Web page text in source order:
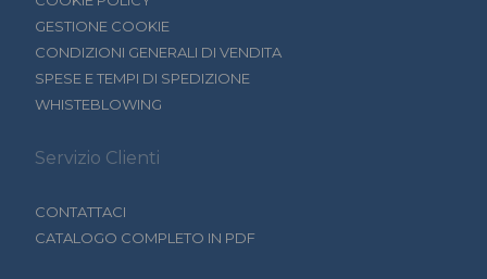
GESTIONE COOKIE
CONDIZIONI GENERALI DI VENDITA
SPESE E TEMPI DI SPEDIZIONE
WHISTEBLOWING
Servizio Clienti
CONTATTACI
CATALOGO COMPLETO IN PDF